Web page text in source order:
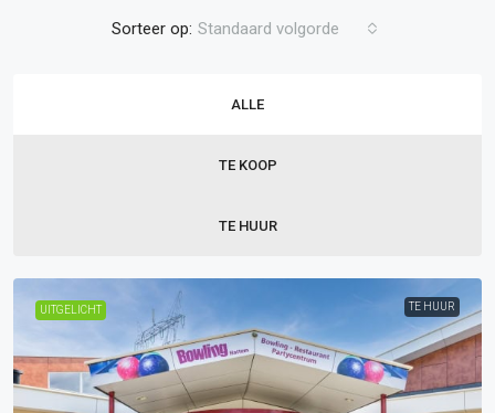
ALLE
TE KOOP
TE HUUR
Sorteer op: Standaard volgorde
UITGELICHT TE HUUR